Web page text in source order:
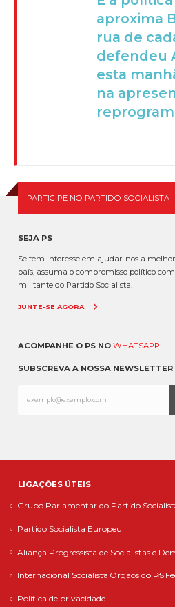
aproxima
rua de
defendeu
esta
na
PARTICIPE NO PARTIDO SOCIALISTA
SEJA PS
Se tem interesse em ajudar-nos a
país, assuma o compromisso político
militante do Partido Socialista.
JUNTE-SE AGORA
ACOMPANHE O PS NO WHATSAPP
SUBSCREVA A NOSSA NEWSLETTER
LIGAÇÕES ÚTEIS
Grupo Parlamentar do Partido
Partido Socialista Europeu
Aliança Progressista de Socialistas e
Internacional Socialista Orgãos do PS
Política de privacidade